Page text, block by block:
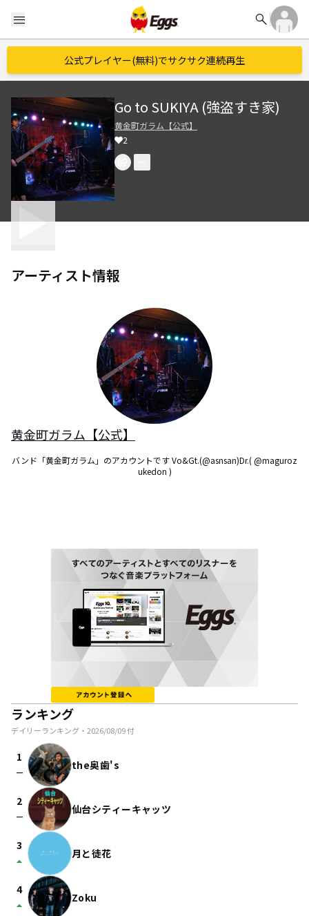
menu search
公式プレイヤー(無料)でサクサク連続再生
Go to SUKIYA (強盗すき家)
黄金町ガラム【公式】
2
アーティスト情報
黄金町ガラム【公式】
バンド「黄金町ガラム」のアカウントです Vo&Gt.(@asnsan)Dr.( @maguroz
ukedon )
ランキング
デイリーランキング・ 2026/08/09付
1
check_indeterminate_small the奥歯's
2
check_indeterminate_small 仙台シティーキャッツ
3
arrow_drop_up 月と徒花
4
arrow_drop_up Zoku